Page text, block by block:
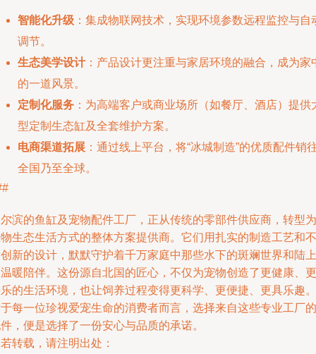
智能化升级 ：集成物联网技术，实现环境参数远程监控与自
调节。
生态美学设计：产品设计更注重与家居环境的融合，成为家
的一道风景。
定制化服务 ：为高端客户或商业场所（如餐厅、酒店）提供
型定制生态缸及全套维护方案。
电商渠道拓展 ：通过线上平台，将“冰城制造”的优质配件销
全国乃至全球。
滨的鱼缸及宠物配件工厂，正从传统的零部件供应商，转型为
生态生活方式的整体方案提供商。它们用扎实的制造工艺和不
新的设计，默默守护着千万家庭中那些水下的斑斓世界和陆上
暖陪伴。这份源自北国的匠心，不仅为宠物创造了更健康、更
的生活环境，也让饲养过程变得更科学、更便捷、更具乐趣。
每一位珍视爱宠生命的消费者而言，选择来自这些专业工厂的
，便是选择了一份安心与品质的承诺。
转载，请注明出处：